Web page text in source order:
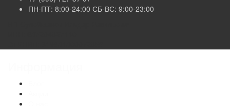
ПН-ПТ: 8:00-24:00 СБ-ВС: 9:00-23:00